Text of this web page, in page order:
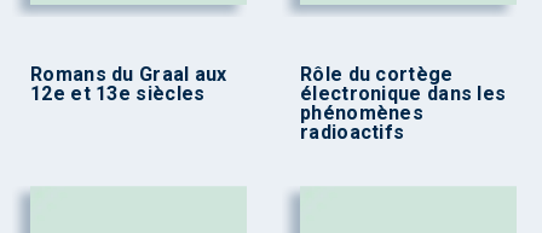
Romans du Graal aux
12e et 13e siècles
Rôle du cortège
électronique dans les
phénomènes
radioactifs